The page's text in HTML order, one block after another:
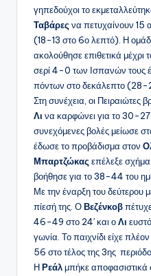
γηπεδούχοι το
Ταβάρες να πετυχαίνουν 15
(18-13 στο 6ο λεπτό). Η
ακολούθησε επιθετικά
σερί 4-0 των Ισπανών τους
πόντων στο δεκάλεπτο (28-
Στη συνέχεια, οι Πειραιώτες
Λι να καρφώνει για το 30-
συνεχόμενες βολές μείωσε
έδωσε το προβάδισμα στον
Μπαρτζώκας επέλεξε σχήμα
βοήθησε για το 38-44 του
Με την έναρξη του δεύτερου
πίεσή της. ΟΒεζένκοβ
46-49 στο 24′ και οΛι
γωνία. Το παιχνίδι είχε
56 στο τέλος της 3ης
ΗΡεάλμπήκε αποφασιστικά